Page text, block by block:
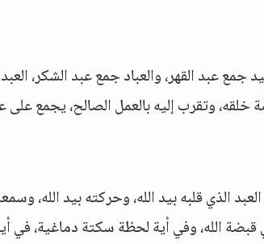
جمع عبد القهر، والعباد جمع عبد الشكر،
خلقه، وتقرب إليه بالعمل الصالح، يجمع على
الذي قلبه بيد الله، وحركته بيد الله،
قبضة الله، وفي أية لحظة سكتة دماغية، في